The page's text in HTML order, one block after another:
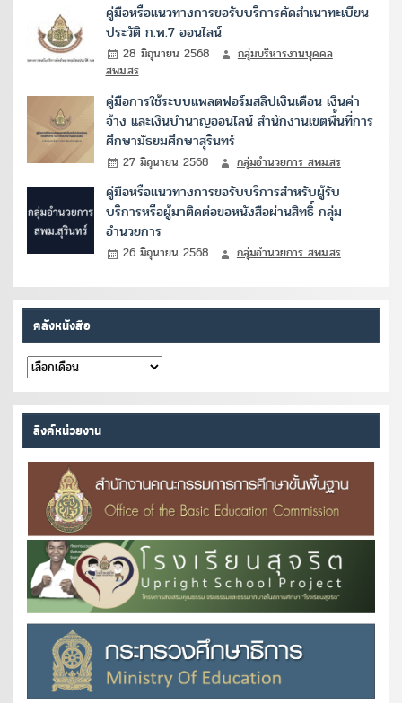
คู่มือหรือแนวทางการขอรับบริการคัดสำเนาทะเบียน
ประวัติ ก.พ.7 ออนไลน์
28 มิถุนายน 2568
กลุ่มบริหารงานบุคคล
สพม.สร
คู่มือการใช้ระบบแพลตฟอร์มสลิปเงินเดือน เงินค่า
จ้าง และเงินบำนาญออนไลน์ สำนักงานเขตพื้นที่การ
ศึกษามัธยมศึกษาสุรินทร์
27 มิถุนายน 2568 กลุ่มอำนวยการ สพม.สร
คู่มือหรือแนวทางการขอรับบริการสำหรับผู้รับ
บริการหรือผู้มาติดต่อขอหนังสือผ่านสิทธิ์ กลุ่ม
อำนวยการ
26 มิถุนายน 2568 กลุ่มอำนวยการ สพม.สร
คลังหนังสือ
คลัง
หนังสือ
ลิงค์หน่วยงาน